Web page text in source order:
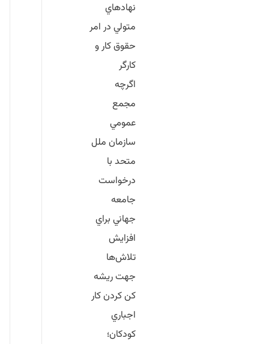
نهادهاي
متولي در امر
حقوق كار و
كارگر
اگرچه
مجمع
عمومي
سازمان ملل
متحد با
درخواست
جامعه
جهاني براي
افزايش
تلاش‌ها
جهت ريشه
كن كردن كار
اجباري
كودكان؛